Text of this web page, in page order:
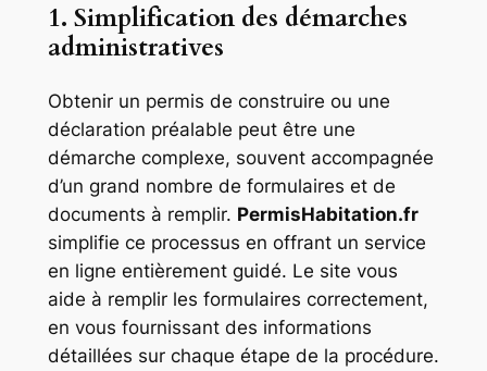
1. Simplification des démarches
administratives
Obtenir un permis de construire ou une
déclaration préalable peut être une
démarche complexe, souvent accompagnée
d’un grand nombre de formulaires et de
documents à remplir. PermisHabitation.fr
simplifie ce processus en offrant un service
en ligne entièrement guidé. Le site vous
aide à remplir les formulaires correctement,
en vous fournissant des informations
détaillées sur chaque étape de la procédure.